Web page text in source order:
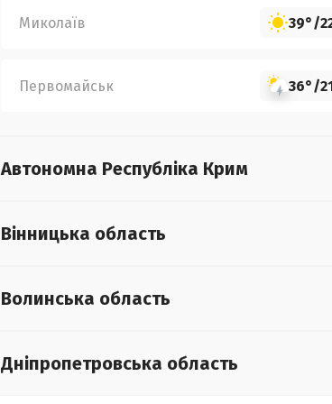
Миколаїв 39°/
Первомайськ 36°/
Автономна Республіка Крим
Вінницька область
Волинська область
Дніпропетровська область